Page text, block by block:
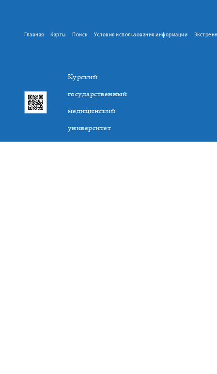
Главная Карты Поиск Условия использования информации
Курский
государственный
медицинский
университет